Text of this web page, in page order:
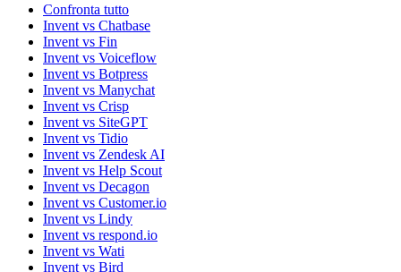
Confronta tutto
Invent vs Chatbase
Invent vs Fin
Invent vs Voiceflow
Invent vs Botpress
Invent vs Manychat
Invent vs Crisp
Invent vs SiteGPT
Invent vs Tidio
Invent vs Zendesk AI
Invent vs Help Scout
Invent vs Decagon
Invent vs Customer.io
Invent vs Lindy
Invent vs respond.io
Invent vs Wati
Invent vs Bird